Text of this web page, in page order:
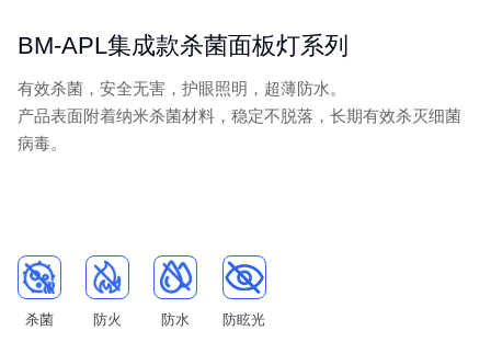
BM-APL集成款杀菌面板灯系列
有效杀菌，安全无害，护眼照明，超薄防水。
产品表面附着纳米杀菌材料，稳定不脱落，长期有效杀灭细菌
病毒。
杀菌 防火 防水 防眩光